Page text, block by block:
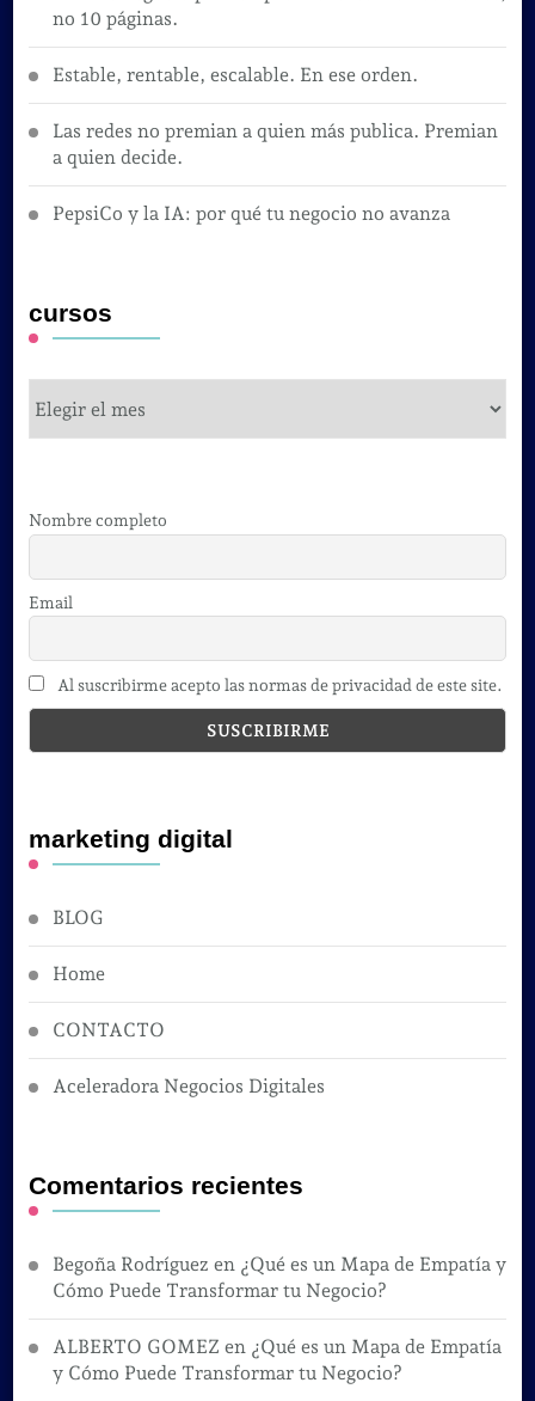
no 10 páginas.
Estable, rentable, escalable. En ese orden.
Las redes no premian a quien más publica. Premian
a quien decide.
PepsiCo y la IA: por qué tu negocio no avanza
cursos
Nombre completo
Email
Al suscribirme acepto las normas de privacidad de este site.
marketing digital
BLOG
Home
CONTACTO
Aceleradora Negocios Digitales
Comentarios recientes
Begoña Rodríguez en ¿Qué es un Mapa de Empatía y
Cómo Puede Transformar tu Negocio?
ALBERTO GOMEZ en ¿Qué es un Mapa de Empatía
y Cómo Puede Transformar tu Negocio?